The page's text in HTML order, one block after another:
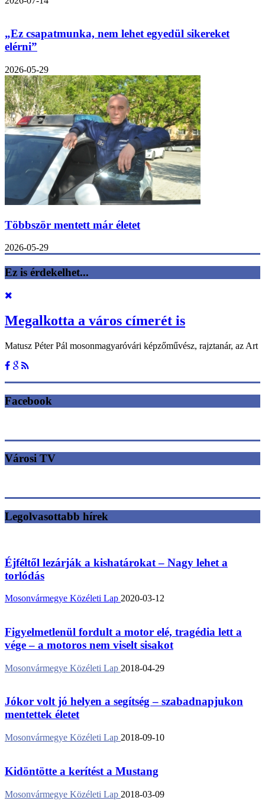
„Ez csapatmunka, nem lehet egyedül sikereket
elérni”
2026-05-29
Többször mentett már életet
2026-05-29
Ez is érdekelhet...
Megalkotta a város címerét is
Matusz Péter Pál mosonmagyaróvári képzőművész, rajztanár, az Art
Facebook
Városi TV
Legolvasottabb hírek
Éjféltől lezárják a kishatárokat – Nagy lehet a
torlódás
Mosonvármegye Közéleti Lap 2020-03-12
Figyelmetlenül fordult a motor elé, tragédia lett a
vége – a motoros nem viselt sisakot
Mosonvármegye Közéleti Lap 2018-04-29
Jókor volt jó helyen a segítség – szabadnapjukon
mentettek életet
Mosonvármegye Közéleti Lap 2018-09-10
Kidöntötte a kerítést a Mustang
Mosonvármegye Közéleti Lap 2018-03-09